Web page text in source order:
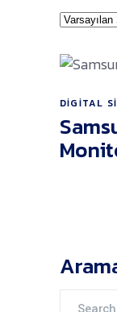
DIGITAL
Search